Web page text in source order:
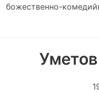
божественно-